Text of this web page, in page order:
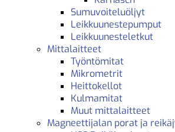
Sumuvoiteluöljyt
Leikkuunestepumput
Leikkuunesteletkut
Mittalaitteet
Työntömitat
Mikrometrit
Heittokellot
Kulmamitat
Muut mittalaitteet
Magneettijalan porat ja